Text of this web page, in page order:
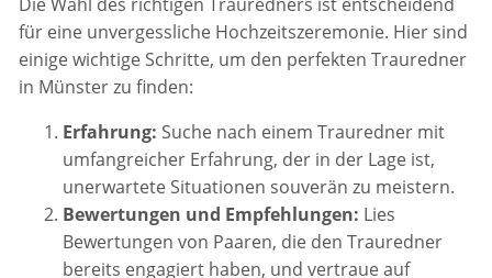
für eine unvergessliche Hochzeitszeremonie. Hier sind
einige wichtige Schritte, um den perfekten Trauredner
in Münster zu finden:
Erfahrung: Suche nach einem Trauredner mit
umfangreicher Erfahrung, der in der Lage ist,
unerwartete Situationen souverän zu meistern.
Bewertungen und Empfehlungen: Lies
Bewertungen von Paaren, die den Trauredner
bereits engagiert haben, und vertraue auf